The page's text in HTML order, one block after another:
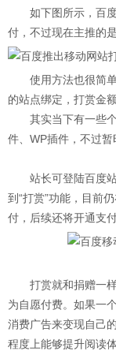
如下图所示，百度
付，不过现在主推的
使用方法也很简单
的站点绑定，打赏金
其实当下有一些个
件、WP插件，不过暂
站长可登陆百度站
到“打赏”功能，目前
付，后续还将开通支
打赏就和捐赠一样
为自愿付费。如果一
消费广告来变现自己
程度上能够提升阅读体